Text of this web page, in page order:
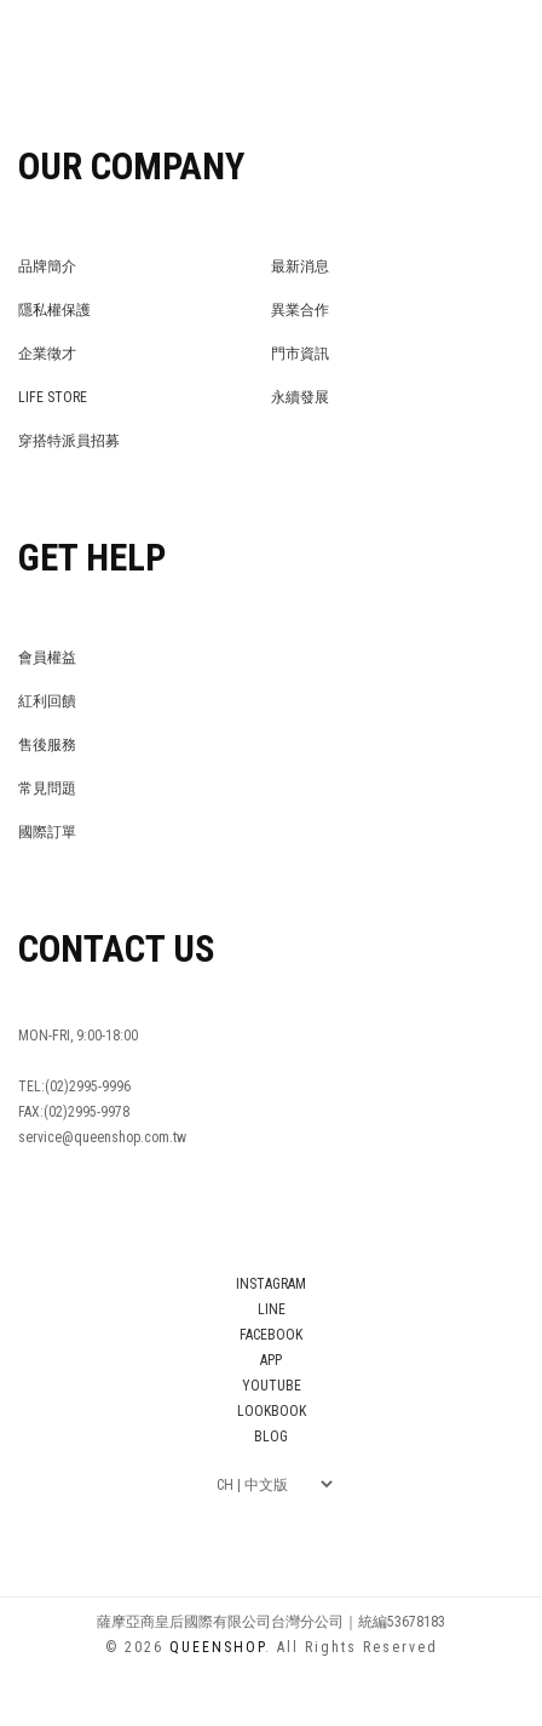
OUR COMPANY
品牌簡介
最新消息
隱私權保護
異業合作
企業徵才
門市資訊
LIFE STORE
永續發展
穿搭特派員招募
GET HELP
會員權益
紅利回饋
售後服務
常見問題
國際訂單
CONTACT US
MON-FRI, 9:00-18:00
TEL:(02)2995-9996
FAX:(02)2995-9978
service@queenshop.com.tw
INSTAGRAM
LINE
FACEBOOK
APP
YOUTUBE
LOOKBOOK
BLOG
薩摩亞商皇后國際有限公司台灣分公司｜統編53678183
© 2026 QUEENSHOP. All Rights Reserved